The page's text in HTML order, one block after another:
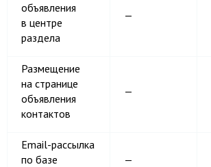
объявления
в центре
раздела
—
Размещение
на странице
объявления
контактов
—
Email-рассылка
по базе
—